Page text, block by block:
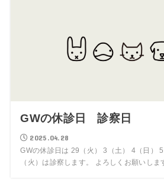
GWの休診日 診察日
2025.04.28
GWの休診日は 29（火） 3（土） 4（日）
（火）は診察します。 よろしくお願いしま